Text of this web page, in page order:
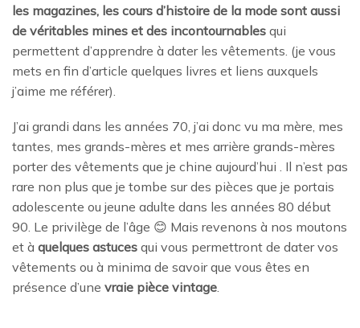
les magazines, les cours d’histoire de la mode sont aussi
de véritables mines et des incontournables qui
permettent d’apprendre à dater les vêtements. (je vous
mets en fin d’article quelques livres et liens auxquels
j’aime me référer).
J’ai grandi dans les années 70, j’ai donc vu ma mère, mes
tantes, mes grands-mères et mes arrière grands-mères
porter des vêtements que je chine aujourd’hui . Il n’est pas
rare non plus que je tombe sur des pièces que je portais
adolescente ou jeune adulte dans les années 80 début
90. Le privilège de l’âge 😊 Mais revenons à nos moutons
et à quelques astuces qui vous permettront de dater vos
vêtements ou à minima de savoir que vous êtes en
présence d’une vraie pièce vintage.